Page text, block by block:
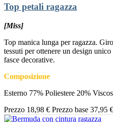
Top petali ragazza
[Miss]
Top manica lunga per ragazza.
tessuti per ottenere un design
fasce decorative.
Composizione
Esterno 77% Poliestere 20%
Prezzo 18,98 € Prezzo base 37,95 €